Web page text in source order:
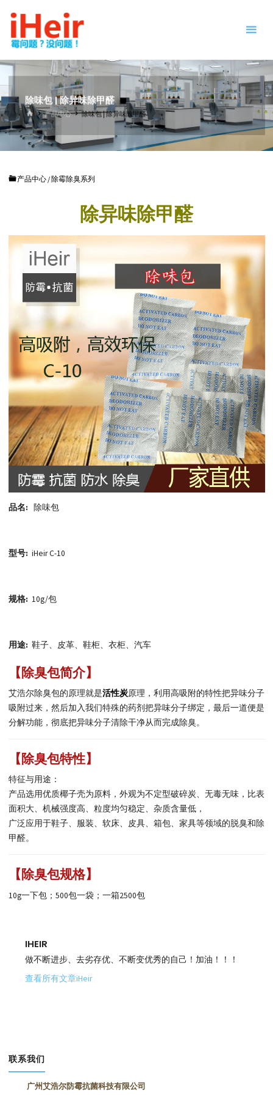
容。
抗
剂
|
燥
剂
防
片
-
防霉
除味包 | 除异味除甲醛
首
页
产品中心 除味包 | 除异味除甲醛
产品中心 /除霉除臭系列
除异味除甲醛
品名: 除味包
型号: iHeir C-10
规格: 10g/包
用途: 鞋子、皮革、鞋柜、衣柜、汽车
【除臭包简介】
艾浩尔除臭包的原理就是活性炭原理，利用高吸附的特性把异味分子
吸附过来，然后加入我们特殊的药剂把异味分子绑定，最后一道便是
分解功能，彻底把异味分子清除干净从而完成除臭。
【除臭包特性】
特征与用途：
产品选用优质椰子壳为原料，外观为不定型破碎炭、无毒无味，比表
面积大、机械强度高、粒度均匀稳定、杂质含量低，
广泛应用于鞋子、服装、软床、皮具、箱包、家具等领域的脱臭和除
甲醛。
【除臭包规格】
10g一下包；500包一袋；一箱2500包
IHEIR
做不断进步、去劣存优、不断变优秀的自己！加油！！！
查看所有文章iHeir
联系我们
广州艾浩尔防霉抗菌科技有限公司